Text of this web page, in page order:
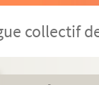
collectif
Jean, évangéliste
Jean, évangéliste